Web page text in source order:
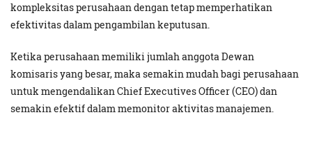
kompleksitas perusahaan dengan tetap memperhatikan
efektivitas dalam pengambilan keputusan.
Ketika perusahaan memiliki jumlah anggota Dewan
komisaris yang besar, maka semakin mudah bagi perusahaan
untuk mengendalikan Chief Executives Officer (CEO) dan
semakin efektif dalam memonitor aktivitas manajemen.